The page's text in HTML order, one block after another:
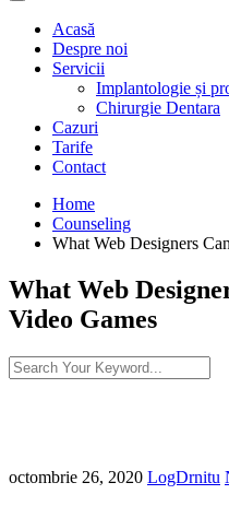
Acasă
Despre noi
Servicii
Implantologie și
Chirurgie Dentara
Cazuri
Tarife
Contact
Home
Counseling
What Web Designers
What Web
Video Games
octombrie 26, 2020 LogDrnitu